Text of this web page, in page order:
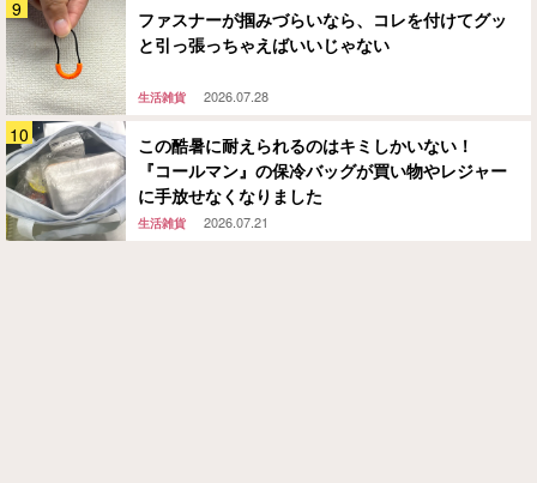
ファスナーが掴みづらいなら、コレを付けてグッ
と引っ張っちゃえばいいじゃない
生活雑貨 2026.07.28
この酷暑に耐えられるのはキミしかいない！
『コールマン』の保冷バッグが買い物やレジャー
に手放せなくなりました
生活雑貨 2026.07.21